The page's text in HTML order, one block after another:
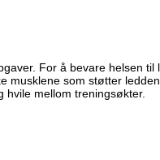
For å bevare helsen til
musklene som støtter
hvile mellom treningsøkter.